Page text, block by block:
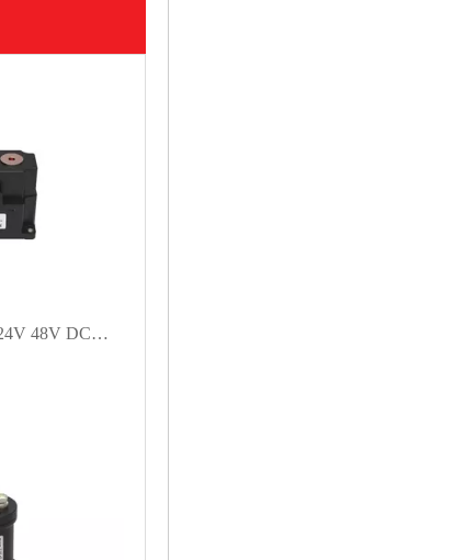
CHC-500电气HV 24V 48V DC接触器500A高压1500VDC DC电力汽车中继